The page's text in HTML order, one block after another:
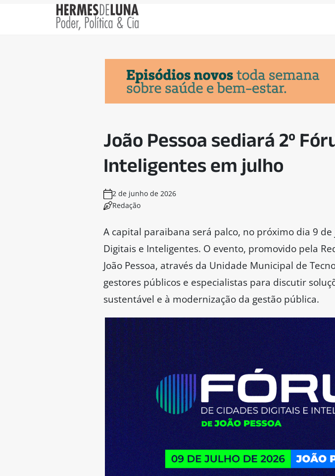
João Pessoa sediará 2º
Inteligentes em julho
2 de junho de 2026
Redação
A capital paraibana será palco, no próximo dia 9
Digitais e Inteligentes. O evento, promovido pela
João Pessoa, através da Unidade Municipal de
gestores públicos e especialistas para discutir
sustentável e à modernização da gestão pública.